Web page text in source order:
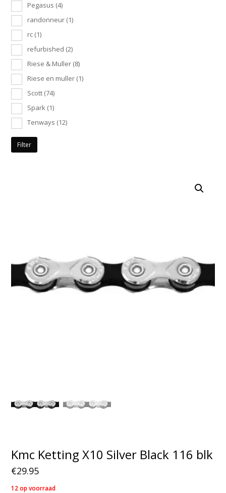
Pegasus (4)
randonneur (1)
rc (1)
refurbished (2)
Riese & Muller (8)
Riese en muller (1)
Scott (74)
Spark (1)
Tenways (12)
Filter
Kmc Ketting X10 Silver Black 116 blk
€29.95
12 op voorraad